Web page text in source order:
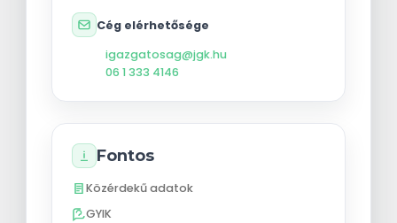
Cég elérhetősége
igazgatosag@jgk.hu
06 1 333 4146
Fontos
Közérdekű adatok
GYIK